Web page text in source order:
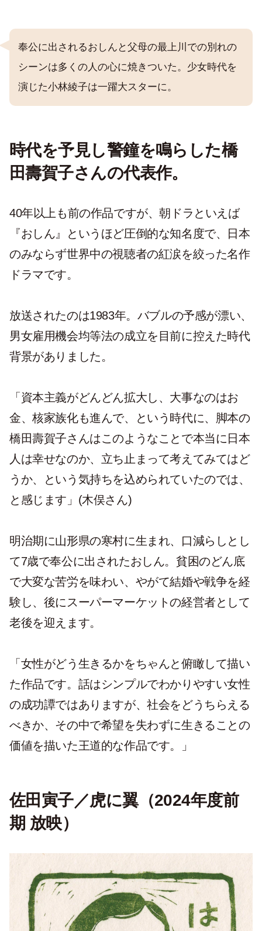
奉公に出されるおしんと父母の最上川での別れの
シーンは多くの人の心に焼きついた。少女時代を
演じた小林綾子は一躍大スターに。
時代を予見し警鐘を鳴らした橋
田壽賀子さんの代表作。
40年以上も前の作品ですが、朝ドラといえば
『おしん』というほど圧倒的な知名度で、日本
のみならず世界中の視聴者の紅涙を絞った名作
ドラマです。
放送されたのは1983年。バブルの予感が漂い、
男女雇用機会均等法の成立を目前に控えた時代
背景がありました。
「資本主義がどんどん拡大し、大事なのはお
金、核家族化も進んで、という時代に、脚本の
橋田壽賀子さんはこのようなことで本当に日本
人は幸せなのか、立ち止まって考えてみてはど
うか、という気持ちを込められていたのでは、
と感じます」(木俣さん)
明治期に山形県の寒村に生まれ、口減らしとし
て7歳で奉公に出されたおしん。貧困のどん底
で大変な苦労を味わい、やがて結婚や戦争を経
験し、後にスーパーマーケットの経営者として
老後を迎えます。
「女性がどう生きるかをちゃんと俯瞰して描い
た作品です。話はシンプルでわかりやすい女性
の成功譚ではありますが、社会をどうちらえる
べきか、その中で希望を失わずに生きることの
価値を描いた王道的な作品です。」
佐田寅子／虎に翼（2024年度前
期 放映）